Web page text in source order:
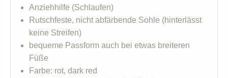
Anziehhilfe (Schlaufen)
Rutschfeste, nicht abfärbende Sohle (hinterlässt
keine Streifen)
bequeme Passform auch bei etwas breiteren
Füße
Farbe: rot, dark red